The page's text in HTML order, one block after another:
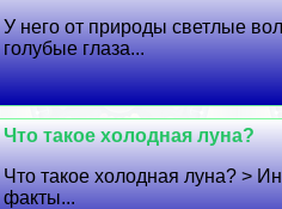
У него от природы светлые
гoлyбые глаза...
Что такое холодная луна?
Что такое холодная луна? >
факты...